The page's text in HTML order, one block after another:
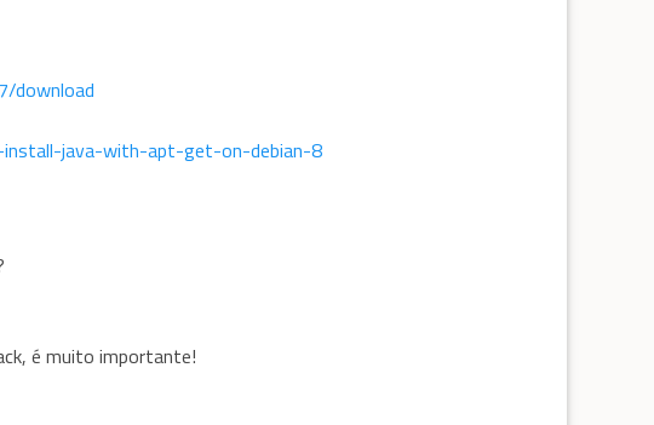
download
java-with-apt-get-on-debian-8
é muito importante!